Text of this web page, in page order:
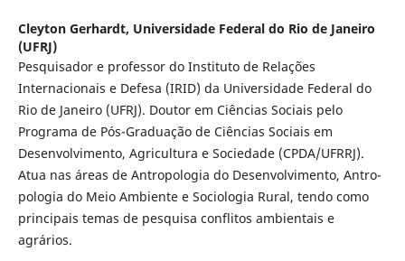
Cleyton Gerhardt, Universidade Federal do Rio de Janeiro
(UFRJ)
Pesquisador e professor do Instituto de Relações
Internacionais e Defesa (IRID) da Universidade Federal do
Rio de Janeiro (UFRJ). Doutor em Ciências Sociais pelo
Programa de Pós­-Graduação de Ciências Sociais em
Desenvolvimento, Agricultura e Sociedade (CPDA/UFRRJ).
Atua nas áreas de Antropologia do Desenvolvimento, Antro­
pologia do Meio Ambiente e Sociologia Rural, tendo como
principais temas de pesquisa conflitos ambientais e
agrários.